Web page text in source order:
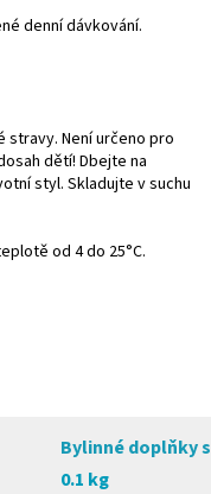
denní dávkování.
stravy. Není určeno pro
dětí! Dbejte na
styl. Skladujte v suchu
od 4 do 25°C.
Bylinné doplňky
0.1 kg